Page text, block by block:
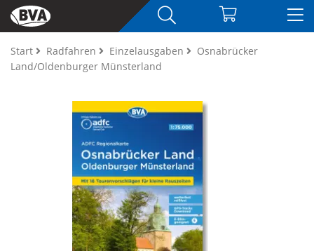
Start Radfahren Einzelausgaben
Osnabrücker
Land/Oldenburger Münsterland